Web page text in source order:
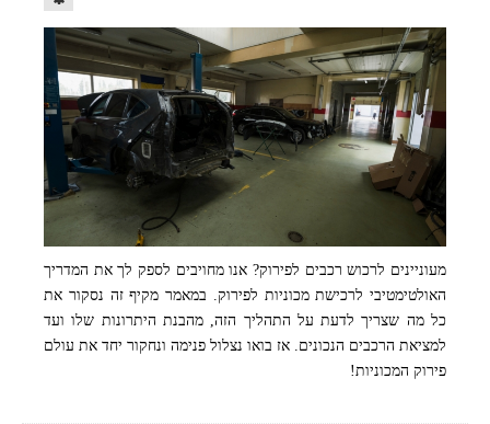
קרדיט - freepik
מעוניינים לרכוש רכבים לפירוק? אנו מחויבים לספק לך את המדריך
האולטימטיבי לרכישת מכוניות לפירוק. במאמר מקיף זה נסקור את
כל מה שצריך לדעת על התהליך הזה, מהבנת היתרונות שלו ועד
למציאת הרכבים הנכונים. אז בואו נצלול פנימה ונחקור יחד את עולם
פירוק המכוניות!